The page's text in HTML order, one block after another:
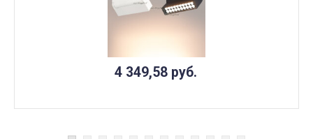
4 349,58 руб.